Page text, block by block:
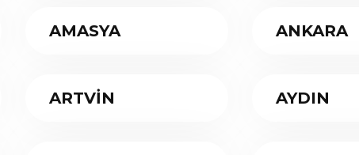
AMASYA ANKARA
ARTVİN AYDIN